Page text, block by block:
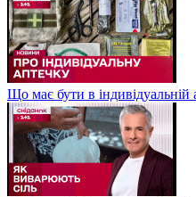
Що має бути в індивідуальній